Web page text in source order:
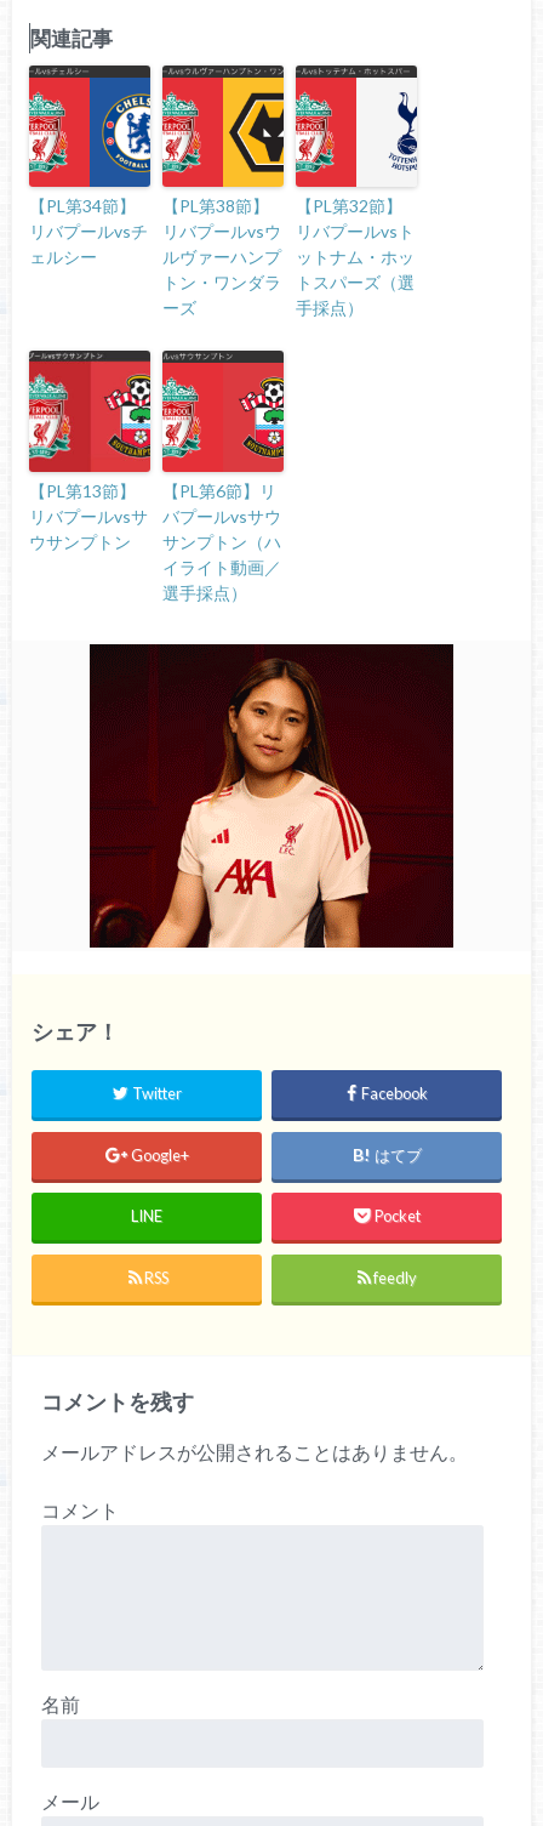
関連記事
【PL第34節】
リバプールvsチ
ェルシー
【PL第38節】
リバプールvsウ
ルヴァーハンプ
トン・ワンダラ
ーズ
【PL第32節】
リバプールvsト
ットナム・ホッ
トスパーズ（選
手採点）
【PL第13節】
リバプールvsサ
ウサンプトン
【PL第6節】リ
バプールvsサウ
サンプトン（ハ
イライト動画／
選手採点）
シェア！
Twitter Facebook
Google+ はてブ
LINE Pocket
RSS feedly
コメントを残す
メールアドレスが公開されることはありません。
コメント
名前
メール